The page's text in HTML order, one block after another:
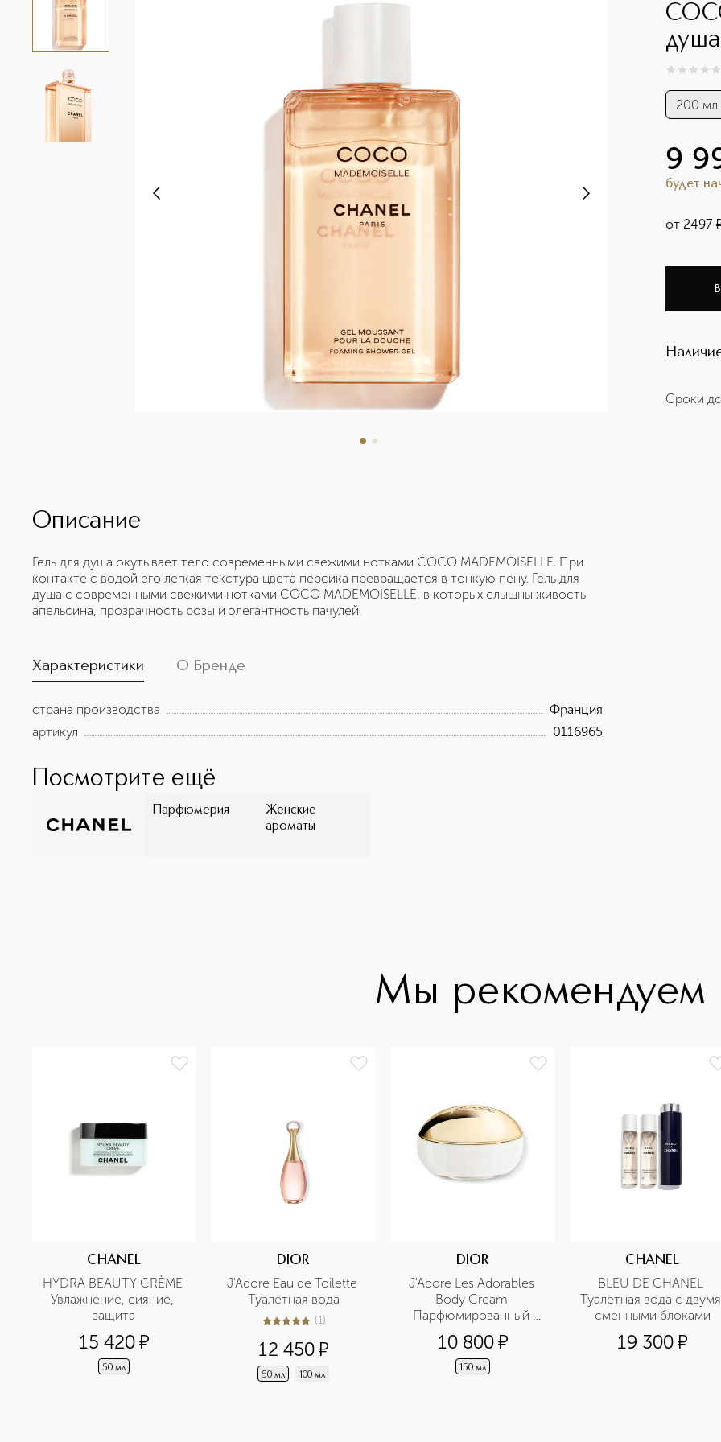
душа
0из 0
200 мл
9
будет
от 2497
Сроки
Описание
Гель для душа окутывает тело современными свежими нотками COCO MADEMOISELLE. При
контакте с водой его легкая текстура цвета персика превращается в тонкую пену. Гель для
душа с современными свежими нотками COCO MADEMOISELLE, в которых слышны живость
апельсина, прозрачность розы и элегантность пачулей.
Характеристики О Бренде
страна производства
Франция
артикул
0116965
Посмотрите ещё
Парфюмерия
Женские
ароматы
Мы рекомендуем
CHANEL
HYDRA BEAUTY CRÈME
Увлажнение, сияние,
защита
15 420¤
50 мл
DIOR
J'Adore Eau de Toilette
Туалетная вода
5из 51 (1)
12 450¤
50 мл 100 мл
DIOR
J'Adore Les Adorables
Body Cream
Парфюмированный
крем для тела
10 800¤
150 мл
CHANEL
BLEU DE CHANEL
Туалетная вода с двумя
сменными блоками
19 300¤